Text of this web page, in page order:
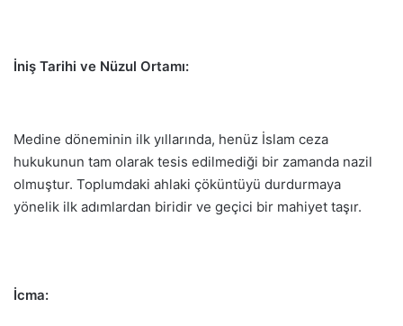
İniş Tarihi ve Nüzul Ortamı:
Medine döneminin ilk yıllarında, henüz İslam ceza
hukukunun tam olarak tesis edilmediği bir zamanda nazil
olmuştur. Toplumdaki ahlaki çöküntüyü durdurmaya
yönelik ilk adımlardan biridir ve geçici bir mahiyet taşır.
İcma: